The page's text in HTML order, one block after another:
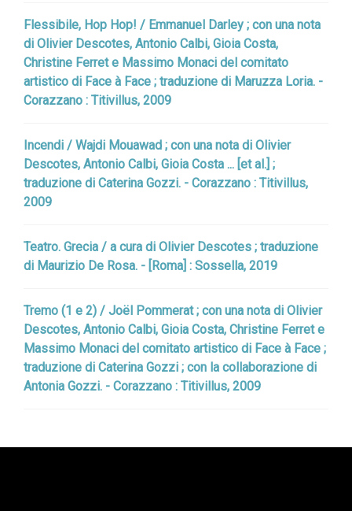
Flessibile, Hop Hop! / Emmanuel Darley ; con una nota
di Olivier Descotes, Antonio Calbi, Gioia Costa,
Christine Ferret e Massimo Monaci del comitato
artistico di Face à Face ; traduzione di Maruzza Loria. -
Corazzano : Titivillus, 2009
Incendi / Wajdi Mouawad ; con una nota di Olivier
Descotes, Antonio Calbi, Gioia Costa ... [et al.] ;
traduzione di Caterina Gozzi. - Corazzano : Titivillus,
2009
Teatro. Grecia / a cura di Olivier Descotes ; traduzione
di Maurizio De Rosa. - [Roma] : Sossella, 2019
Tremo (1 e 2) / Joël Pommerat ; con una nota di Olivier
Descotes, Antonio Calbi, Gioia Costa, Christine Ferret e
Massimo Monaci del comitato artistico di Face à Face ;
traduzione di Caterina Gozzi ; con la collaborazione di
Antonia Gozzi. - Corazzano : Titivillus, 2009